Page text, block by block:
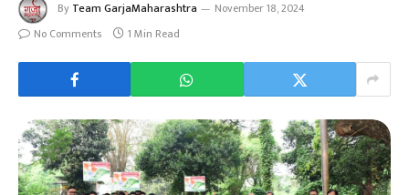
By Team GarjaMaharashtra
November 18, 2024
No Comments
1 Min Read